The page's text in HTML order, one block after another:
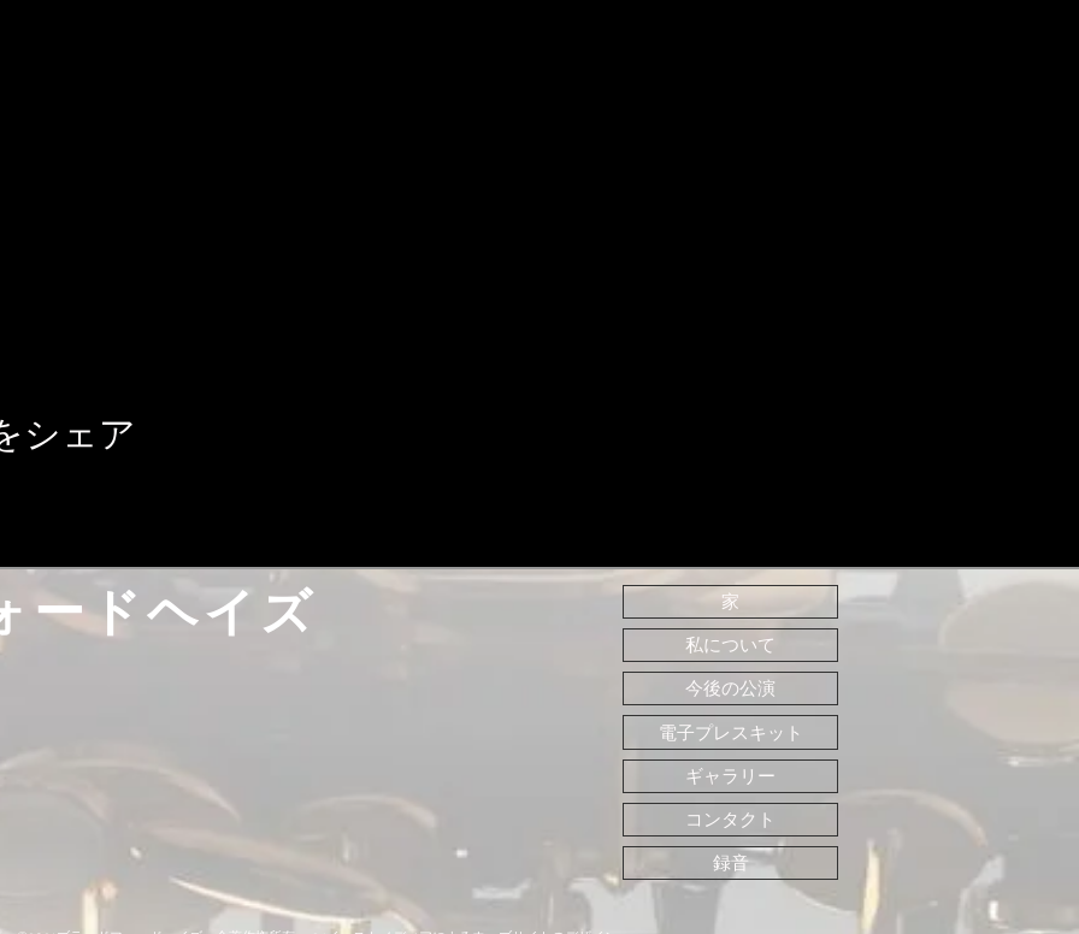
シェア
ードヘイズ 家
私について
今後の公演
電子プレスキット
ギャラリー
コンタクト
録音